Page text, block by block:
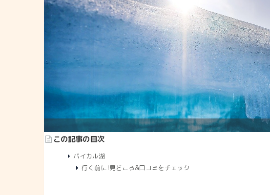
この記事の目次
バイカル湖
行く前に!見どころ&口コミをチェック